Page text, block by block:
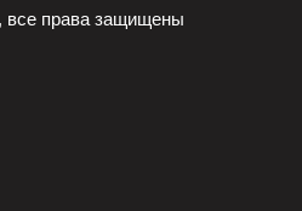
все права защищены